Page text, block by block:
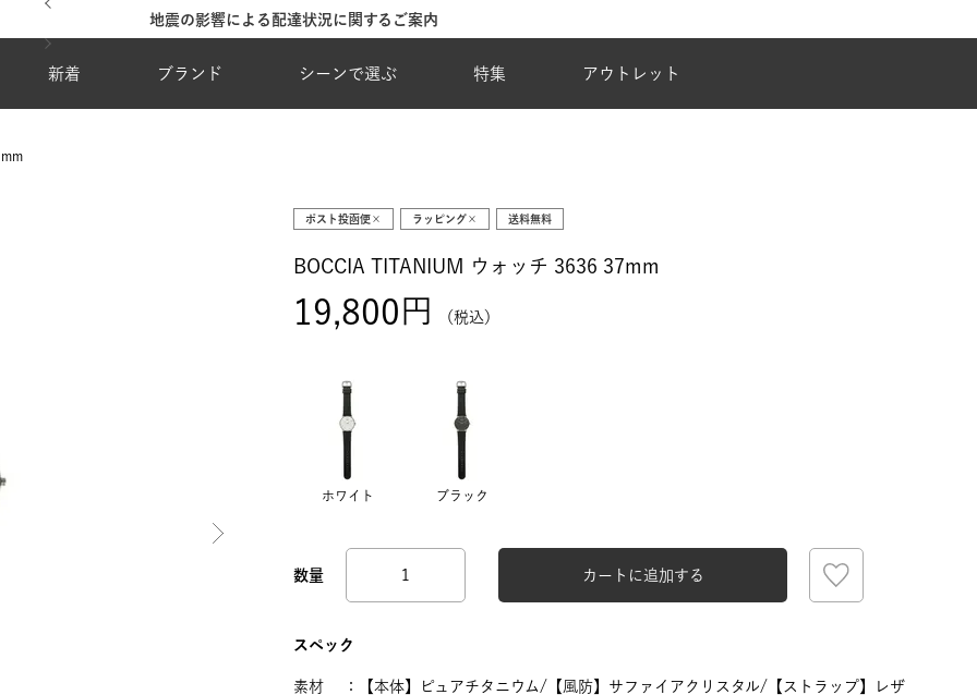
地震の影響による配達状況に関するご案内
新着 ブランド シーンで選ぶ 特集 アウトレット
ポスト投函便× ラッピング× 送料無料
BOCCIA TITANIUM ウォッチ 3636 37mm
19,800 税込
ホワイト ブラック
カートに追加する
スペック
素材 ：【本体】ピュアチタニウム/【風防】サファイアクリスタル/【ストラップ】レザ